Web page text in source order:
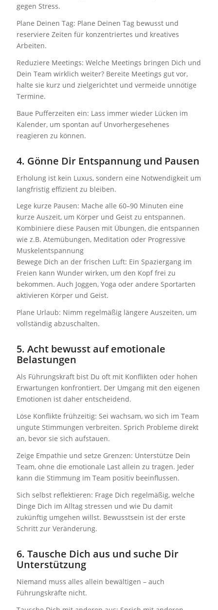
gegen Stress.
Plane Deinen Tag: Plane Deinen Tag bewusst und
reserviere Zeiten für konzentriertes und kreatives
Arbeiten.
Reduziere Meetings: Welche Meetings bringen Dich und
Dein Team wirklich weiter? Bereite Meetings gut vor,
halte sie kurz und zielgerichtet und vermeide unnötige
Termine.
Baue Pufferzeiten ein: Lass immer wieder Lücken im
Kalender, um spontan auf Unvorhergesehenes
reagieren zu können.
4. Gönne Dir Entspannung und Pausen
Erholung ist kein Luxus, sondern eine Notwendigkeit um
langfristig effizient zu bleiben.
Lege kurze Pausen: Mache alle 60–90 Minuten eine
kurze Auszeit, um Körper und Geist zu entspannen.
Kombiniere diese Pausen mit Übungen, die entspannen
wie z.B. Atemübungen, Meditation oder Progressive
Muskelentspannung
Bewege Dich an der frischen Luft: Ein Spaziergang im
Freien kann Wunder wirken, um den Kopf frei zu
bekommen. Auch Joggen, Yoga oder andere Sportarten
aktivieren Körper und Geist.
Plane Urlaub: Nimm regelmäßig längere Auszeiten, um
vollständig abzuschalten.
5. Acht bewusst auf emotionale
Belastungen
Als Führungskraft bist Du oft mit Konflikten oder hohen
Erwartungen konfrontiert. Der Umgang mit den eigenen
Emotionen ist daher entscheidend.
Löse Konflikte frühzeitig: Sei wachsam, wo sich im Team
ungute Stimmungen verbreiten. Sprich Probleme direkt
an, bevor sie sich aufstauen.
Zeige Empathie und setze Grenzen: Unterstütze Dein
Team, ohne die emotionale Last allein zu tragen. Jeder
kann die Stimmung im Team positiv beeinflussen.
Sich selbst reflektieren: Frage Dich regelmäßig, welche
Dinge Dich im Alltag stressen und wie Du damit
zukünftig umgehen willst. Bewusstsein ist der erste
Schritt zur Veränderung.
6. Tausche Dich aus und suche Dir
Unterstützung
Niemand muss alles allein bewältigen – auch
Führungskräfte nicht.